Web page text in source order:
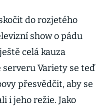
do rozjetého
show o pádu
celá kauza
serveru Variety se teď
přesvědčit, aby se
i jeho režie. Jako